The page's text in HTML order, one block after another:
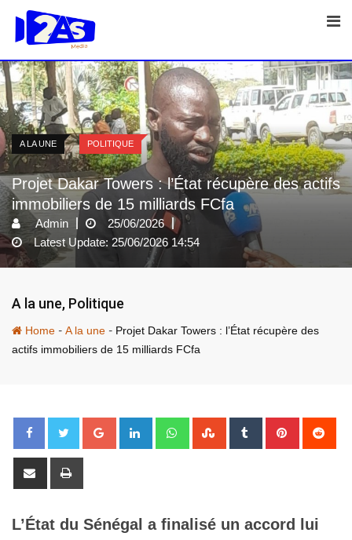
content
A LA UNE POLITIQUE
Projet Dakar Towers : l’État récupère des actifs
immobiliers de 15 milliards FCfa
Admin
25/06/2026
Latest Update: 25/06/2026 14:54
A la une, Politique
Home - A la une - Projet Dakar Towers : l’État récupère des
actifs immobiliers de 15 milliards FCfa
Google+ LinkedIn WhatsappStumbleUpon
Tumblr Pinterest
Share
L’État du Sénégal a finalisé un accord lui